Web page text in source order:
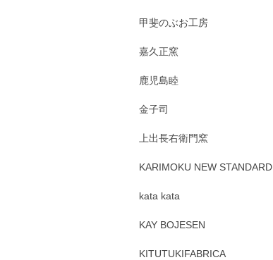
甲斐のぶお工房
嘉久正窯
鹿児島睦
金子司
上出長右衛門窯
KARIMOKU NEW STANDARD
kata kata
KAY BOJESEN
KITUTUKIFABRICA